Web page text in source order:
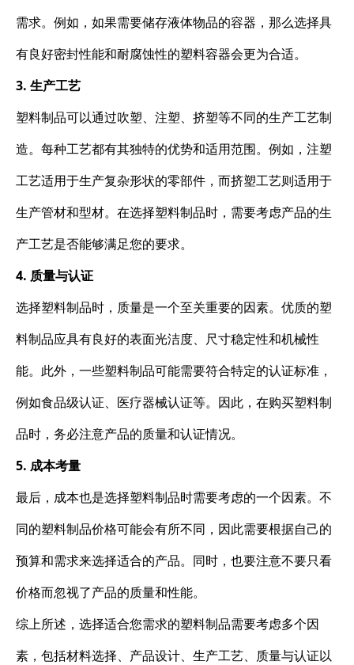
需求。例如，如果需要储存液体物品的容器，那么选择具
有良好密封性能和耐腐蚀性的塑料容器会更为合适。
3. 生产工艺
塑料制品可以通过吹塑、注塑、挤塑等不同的生产工艺制
造。每种工艺都有其独特的优势和适用范围。例如，注塑
工艺适用于生产复杂形状的零部件，而挤塑工艺则适用于
生产管材和型材。在选择塑料制品时，需要考虑产品的生
产工艺是否能够满足您的要求。
4. 质量与认证
选择塑料制品时，质量是一个至关重要的因素。优质的塑
料制品应具有良好的表面光洁度、尺寸稳定性和机械性
能。此外，一些塑料制品可能需要符合特定的认证标准，
例如食品级认证、医疗器械认证等。因此，在购买塑料制
品时，务必注意产品的质量和认证情况。
5. 成本考量
最后，成本也是选择塑料制品时需要考虑的一个因素。不
同的塑料制品价格可能会有所不同，因此需要根据自己的
预算和需求来选择适合的产品。同时，也要注意不要只看
价格而忽视了产品的质量和性能。
综上所述，选择适合您需求的塑料制品需要考虑多个因
素，包括材料选择、产品设计、生产工艺、质量与认证以